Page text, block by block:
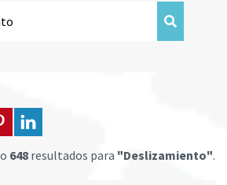
648 resultados para "Deslizamiento".